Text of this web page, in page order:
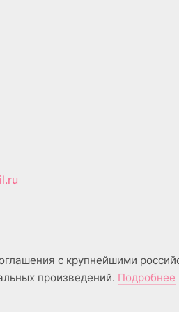
с крупнейшими
произведений. Подробнее